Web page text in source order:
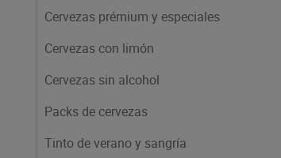
Cervezas prémium y especiales
Cervezas con limón
Cervezas sin alcohol
Packs de cervezas
Tinto de verano y sangría